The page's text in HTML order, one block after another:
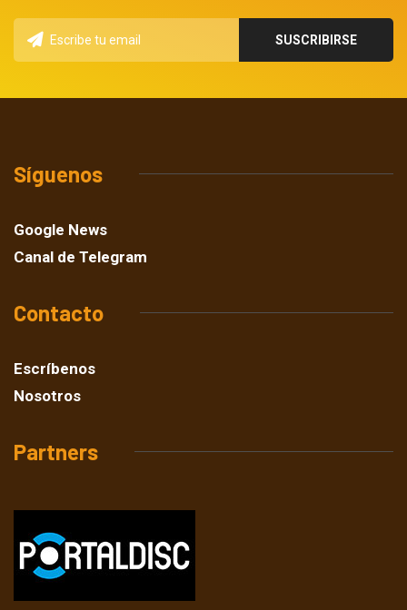
Síguenos
Google News
Canal de Telegram
Contacto
Escríbenos
Nosotros
Partners